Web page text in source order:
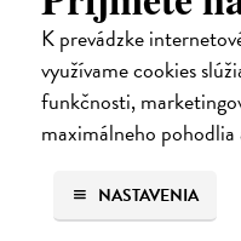
K prevádzke
využívame cookies
funkčnosti,
maximálneho pohodlia
NASTAVENIA
Alica je zvedavá mačka,
fascinovaní ríšou hmyzu.
Na sklade ?
28,03 €